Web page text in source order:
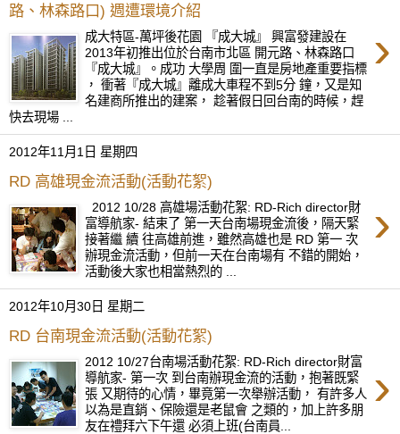
路、林森路口) 週遭環境介紹
›
成大特區-萬坪後花園 『成大城』 興富發建設在
2013年初推出位於台南市北區 開元路、林森路口
『成大城』。成功 大學周 圍一直是房地產重要指標
， 衝著『成大城』離成大車程不到5分 鐘，又是知
名建商所推出的建案， 趁著假日回台南的時候，趕
快去現場 ...
2012年11月1日 星期四
RD 高雄現金流活動(活動花絮)
›
2012 10/28 高雄場活動花絮: RD-Rich director財
富導航家- 結束了 第一天台南場現金流後，隔天緊
接著繼 續 往高雄前進，雖然高雄也是 RD 第一 次
辦現金流活動，但前一天在台南場有 不錯的開始，
活動後大家也相當熱烈的 ...
2012年10月30日 星期二
RD 台南現金流活動(活動花絮)
›
2012 10/27台南場活動花絮: RD-Rich director財富
導航家- 第一次 到台南辦現金流的活動，抱著既緊
張 又期待的心情，畢竟第一次舉辦活動， 有許多人
以為是直銷、保險還是老鼠會 之類的，加上許多朋
友在禮拜六下午還 必須上班(台南員...